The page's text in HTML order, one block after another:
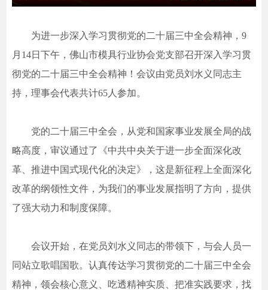
为进一步深入学习贯彻党的二十届三中全会精神，9
月14日下午，佛山市模具行业协会党支部召开深入学习贯
彻党的二十届三中全会精神！会议由党员刘水义同志主
持，理事会代表共计65人参加。
党的二十届三中全会，从党和国家事业发展全局的战
略高度，审议通过了《中共中央关于进一步全面深化改
革、推进中国式现代化的决定》，这是新征程上全面深化
改革的纲领性文件，为我们的事业发展指明了方向，提供
了强大动力和制度保障。
会议开始，在党员刘水义同志的带领下，与会人员一
同站立歌唱国歌。认真传达学习贯彻党的二十届三中全会
精神，领会核心意义、吃透精神实质、把准实践要求，找